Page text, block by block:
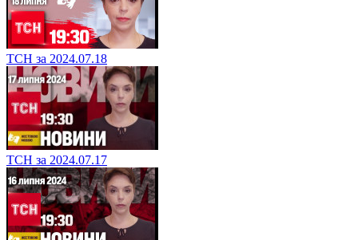
ТСН за 2024.07.18
ТСН за 2024.07.17